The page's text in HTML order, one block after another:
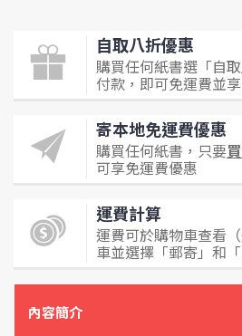
自取八折優惠
購買任何紙書選「自
付款，即可免運費並
寄本地免運費優惠
購買任何紙書，只要
可享免運費優惠
運費計算
運費可於購物車查看
車並選擇「郵寄」和「
內容簡介